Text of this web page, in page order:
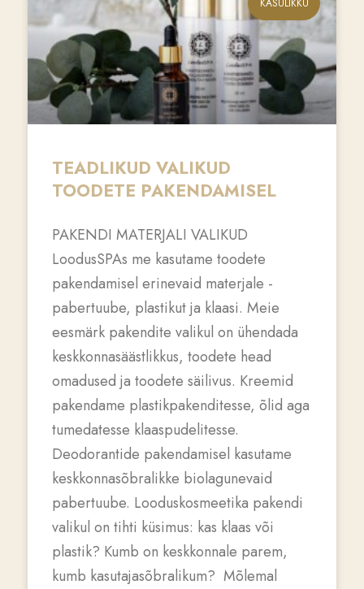
KASULIKKU
TEADLIKUD VALIKUD
TOODETE PAKENDAMISEL
PAKENDI MATERJALI VALIKUD
LoodusSPAs me kasutame toodete
pakendamisel erinevaid materjale -
pabertuube, plastikut ja klaasi. Meie
eesmärk pakendite valikul on ühendada
keskkonnasäästlikkus, toodete head
omadused ja toodete säilivus. Kreemid
pakendame plastikpakenditesse, õlid aga
tumedatesse klaaspudelitesse.
Deodorantide pakendamisel kasutame
keskkonnasõbralikke biolagunevaid
pabertuube. Looduskosmeetika pakendi
valikul on tihti küsimus: kas klaas või
plastik? Kumb on keskkonnale parem,
kumb kasutajasõbralikum? Mõlemal